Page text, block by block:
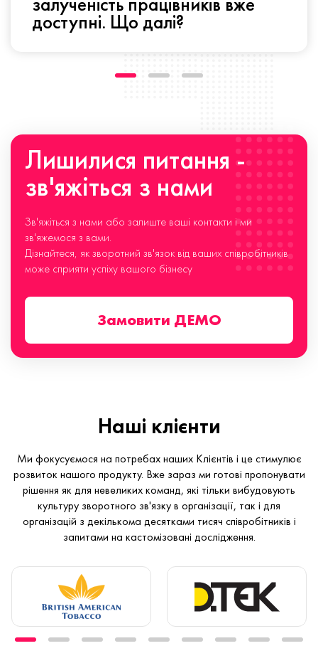
доступні. Що далі?
Лишилися питання -
зв'яжіться з нами
Зв'яжіться з нами або залиште ваші контакти і ми
зв'яжемося з вами.
Дізнайтеся, як зворотний зв'язок від ваших співробітників
може сприяти успіху вашого бізнесу
Замовити ДЕМО
Наші клієнти
Ми фокусуємося на потребах наших Клієнтів і це стимулює
розвиток нашого продукту. Вже зараз ми готові пропонувати
рішення як для невеликих команд, які тільки вибудовують
культуру зворотного зв'язку в організації, так і для
організацій з декількома десятками тисяч співробітників і
запитами на кастомізовані дослідження.